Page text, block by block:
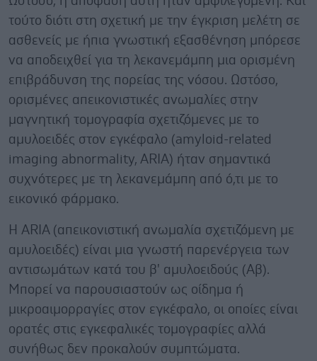
τούτο διότι στη σχετική με την έγκριση μελέτη σε
ασθενείς με ήπια γνωστική εξασθένηση μπόρεσε
να αποδειχθεί για τη λεκανεμάμπη μια ορισμένη
επιβράδυνση της πορείας της νόσου. Ωστόσο,
ορισμένες απεικονιστικές ανωμαλίες στην
μαγνητική τομογραφία σχετιζόμενες με το
αμυλοειδές στον εγκέφαλο (amyloid-related
imaging abnormality, ARIA) ήταν σημαντικά
συχνότερες με τη λεκανεμάμπη από ό,τι με το
εικονικό φάρμακο.
Η ARIA (απεικονιστική ανωμαλία σχετιζόμενη με
αμυλοειδές) είναι μια γνωστή παρενέργεια των
αντισωμάτων κατά του β' αμυλοειδούς (Αβ).
Μπορεί να παρουσιαστoύν ως οίδημα ή
μικροαιμορραγίες στον εγκέφαλο, οι οποίες είναι
ορατές στις εγκεφαλικές τομογραφίες αλλά
συνήθως δεν προκαλούν συμπτώματα.